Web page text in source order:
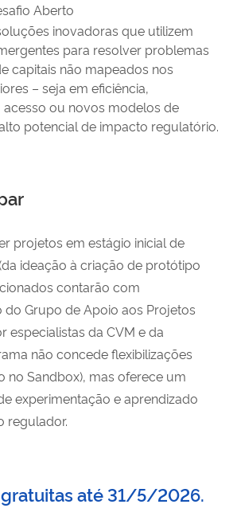
Aberto
inovadoras que utilizem
para resolver problemas
capitais não mapeados nos
– seja em eficiência,
acesso ou novos modelos de
potencial de impacto regulatório.
projetos em estágio inicial de
ideação à criação de protótipo
contarão com
Grupo de Apoio aos Projetos
especialistas da CVM e da
não concede flexibilizações
no Sandbox), mas oferece um
experimentação e aprendizado
regulador.
até 31/5/2026.